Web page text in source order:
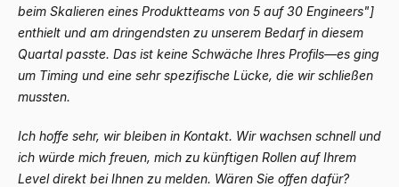
beim Skalieren eines Produktteams von 5 auf 30 Engineers"]
enthielt und am dringendsten zu unserem Bedarf in diesem
Quartal passte. Das ist keine Schwäche Ihres Profils—es ging
um Timing und eine sehr spezifische Lücke, die wir schließen
mussten.
Ich hoffe sehr, wir bleiben in Kontakt. Wir wachsen schnell und
ich würde mich freuen, mich zu künftigen Rollen auf Ihrem
Level direkt bei Ihnen zu melden. Wären Sie offen dafür?